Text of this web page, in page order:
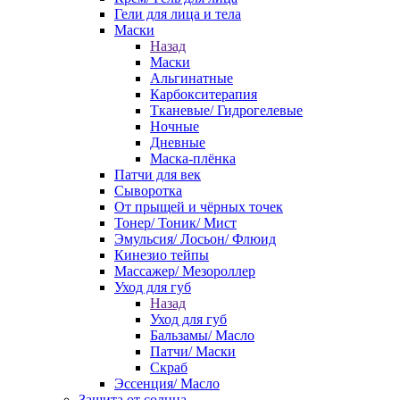
Гели для лица и тела
Маски
Назад
Маски
Альгинатные
Карбокситерапия
Тканевые/ Гидрогелевые
Ночные
Дневные
Маска-плёнка
Патчи для век
Сыворотка
От прыщей и чёрных точек
Тонер/ Тоник/ Мист
Эмульсия/ Лосьон/ Флюид
Кинезио тейпы
Массажер/ Мезороллер
Уход для губ
Назад
Уход для губ
Бальзамы/ Масло
Патчи/ Маски
Скраб
Эссенция/ Масло